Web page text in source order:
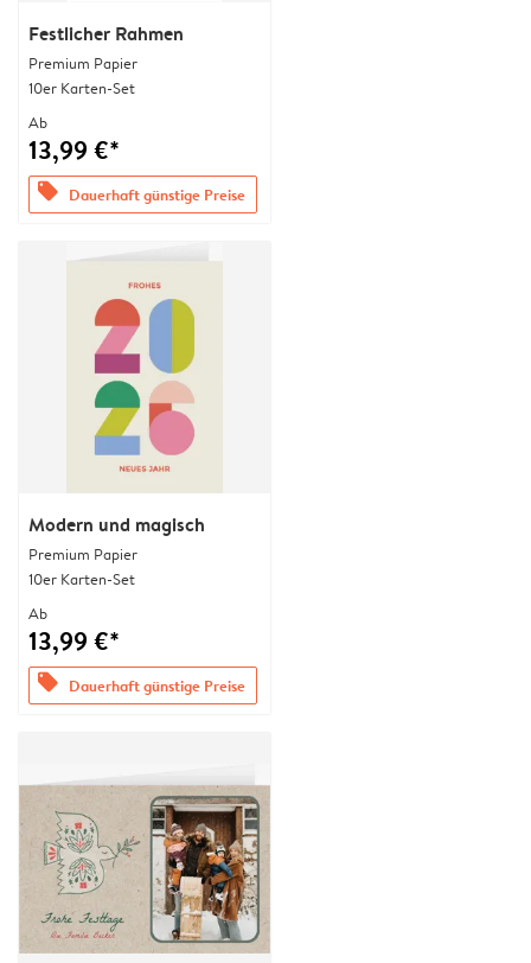
Festlicher Rahmen
Premium Papier
10er Karten-Set
Ab
13,99 €*
offers Dauerhaft günstige Preise
Modern und magisch
Premium Papier
10er Karten-Set
Ab
13,99 €*
offers Dauerhaft günstige Preise